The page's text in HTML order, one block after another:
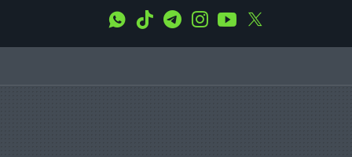
WhatsApp
Tiktok TelegramInstagramYoutube